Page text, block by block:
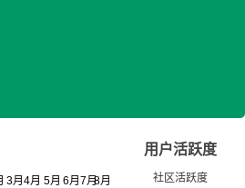
用户活跃度